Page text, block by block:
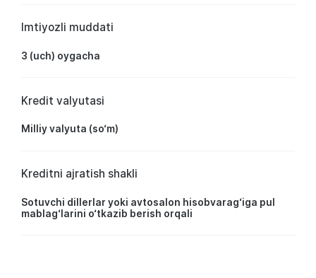
Imtiyozli muddati
3 (uch) oygacha
Kredit valyutasi
Milliy valyuta (so‘m)
Kreditni ajratish shakli
Sotuvchi dillerlar yoki avtosalon hisobvarag‘iga pul
mablag‘larini o‘tkazib berish orqali